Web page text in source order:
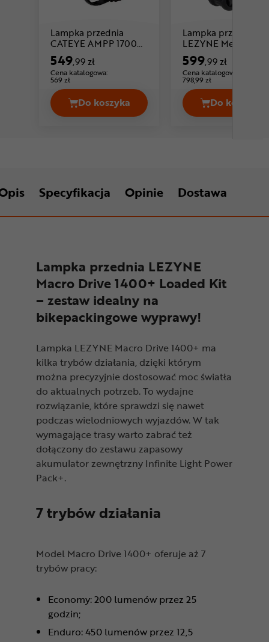
Lampka przednia
CATEYE AMPP 1700
HL-EL1700RC
549,99 zł
Cena katalogowa:
569 zł
Do koszyka
Lampka przednia CATEYE AMPP
Lampka przednia
LEZYNE Mega Drive
2400+
599,99 zł
Cena katalogowa:
798,99 zł
Do koszyka
Specyfikacja Opinie Dostawa
Lampka przednia LEZYNE
Macro Drive 1400+ Loaded Kit
– zestaw idealny na
bikepackingowe wyprawy!
Lampka LEZYNE Macro Drive 1400+ ma
kilka trybów działania, dzięki którym
można precyzyjnie dostosować moc światła
do aktualnych potrzeb. To wydajne
rozwiązanie, które sprawdzi się nawet
podczas wielodniowych wyjazdów. W tak
wymagające trasy warto zabrać też
dołączony do zestawu zapasowy
akumulator zewnętrzny Infinite Light Power
Pack+.
7 trybów działania
Model Macro Drive 1400+ oferuje aż 7
trybów pracy:
Economy: 200 lumenów przez 25
godzin;
Enduro: 450 lumenów przez 12,5